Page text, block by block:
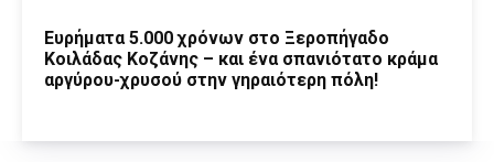
Ευρήματα 5.000 χρόνων στο Ξεροπήγαδο
Κοιλάδας Κοζάνης – και ένα σπανιότατο κράμα
αργύρου-χρυσού στην γηραιότερη πόλη!